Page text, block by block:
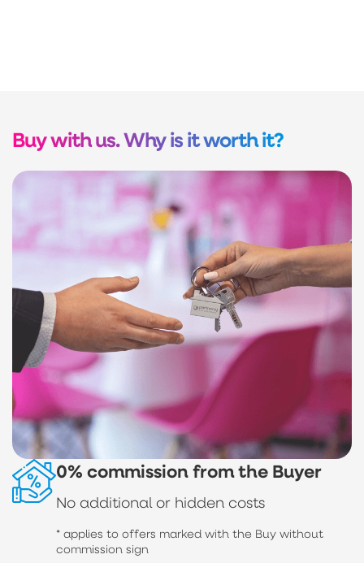
Buy with us. Why is it worth it?
0% commission from the Buyer
No additional or hidden costs
* applies to offers marked with the Buy without
commission sign